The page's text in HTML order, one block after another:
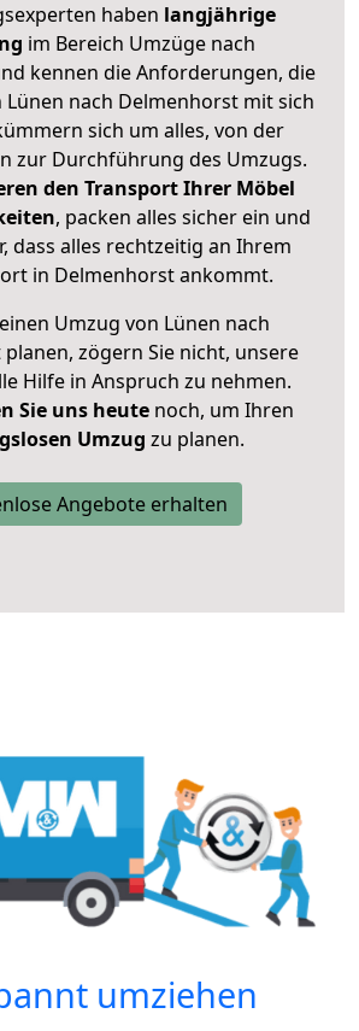
haben langjährige
im Bereich Umzüge nach
kennen die Anforderungen, die
Lünen nach Delmenhorst mit sich
sich um alles, von der
zur Durchführung des Umzugs.
den Transport Ihrer Möbel
, packen alles sicher ein und
dass alles rechtzeitig an Ihrem
in Delmenhorst ankommt.
Umzug von Lünen nach
zögern Sie nicht, unsere
Hilfe in Anspruch zu nehmen.
Sie uns heutenoch, um Ihren
Umzug zu planen.
Angebote erhalten
umziehen